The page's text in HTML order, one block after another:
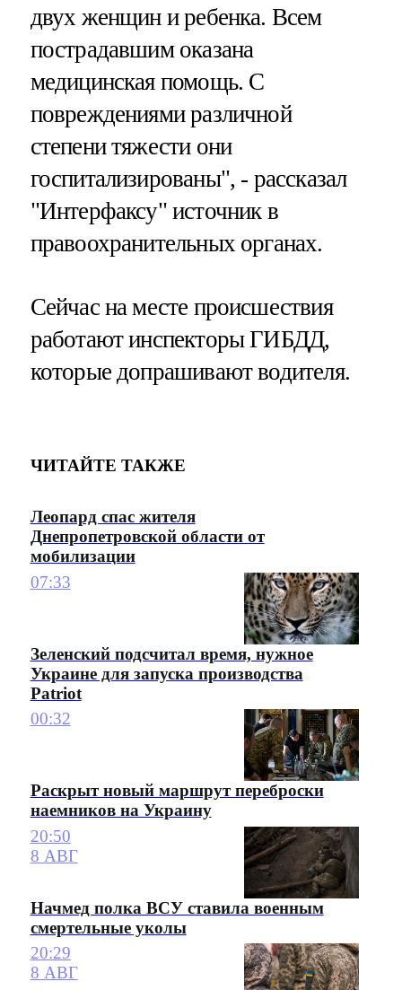
двух женщин и ребенка. Всем
пострадавшим оказана
медицинская помощь. С
повреждениями различной
степени тяжести они
госпитализированы", - рассказал
"Интерфаксу" источник в
правоохранительных органах.
Сейчас на месте происшествия
работают инспекторы ГИБДД,
которые допрашивают водителя.
ЧИТАЙТЕ ТАКЖЕ
Леопард спас жителя
Днепропетровской области от
мобилизации
07:33
Зеленский подсчитал время, нужное
Украине для запуска производства
Patriot
00:32
Раскрыт новый маршрут переброски
наемников на Украину
20:50
8 АВГ
Начмед полка ВСУ ставила военным
смертельные уколы
20:29
8 АВГ